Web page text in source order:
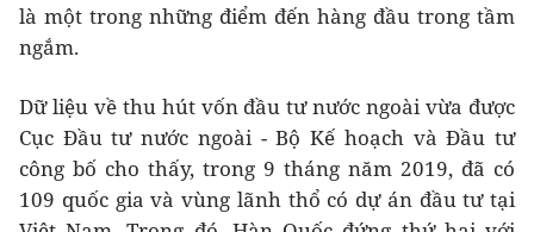
là một trong những điểm đến hàng đầu trong tầm
ngắm.
Dữ liệu về thu hút vốn đầu tư nước ngoài vừa được
Cục Đầu tư nước ngoài - Bộ Kế hoạch và Đầu tư
công bố cho thấy, trong 9 tháng năm 2019, đã có
109 quốc gia và vùng lãnh thổ có dự án đầu tư tại